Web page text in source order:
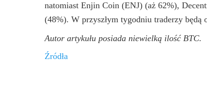
natomiast Enjin Coin (ENJ) (aż 62%),
(48%). W przyszłym tygodniu traderzy
Autor artykułu posiada niewielką ilość BTC.
Źródła